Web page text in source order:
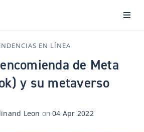
EN LÍNEA
de Meta
y su metaverso
Leon on 04 Apr 2022